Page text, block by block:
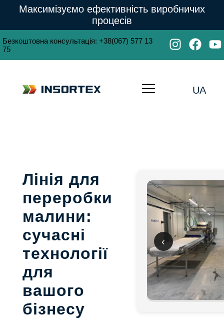
Максимізуємо ефективність виробничих
процесів
Безкоштовна консультація: +38(067) 577 13
75
UA
Лінія для
переробки
малини:
сучасні
технології
для
вашого
бізнесу
‹